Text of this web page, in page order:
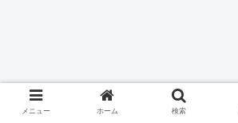
メニュー ホーム 検索